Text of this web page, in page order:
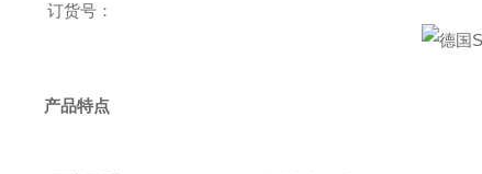
订货号：
产品特点